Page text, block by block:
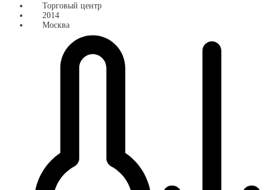
Торговый центр
2014
Москва